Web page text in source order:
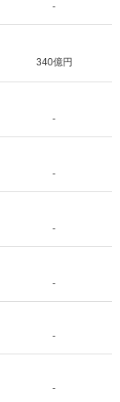
-
340億円
-
-
-
-
-
-